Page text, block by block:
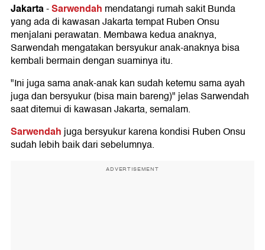
Jakarta-Sarwendah mendatangi rumah sakit Bunda
yang ada di kawasan Jakarta tempat Ruben Onsu
menjalani perawatan. Membawa kedua anaknya,
Sarwendah mengatakan bersyukur anak-anaknya bisa
kembali bermain dengan suaminya itu.
"Ini juga sama anak-anak kan sudah ketemu sama ayah
juga dan bersyukur (bisa main bareng)" jelas Sarwendah
saat ditemui di kawasan Jakarta, semalam.
Sarwendahjuga bersyukur karena kondisi Ruben Onsu
sudah lebih baik dari sebelumnya.
ADVERTISEMENT